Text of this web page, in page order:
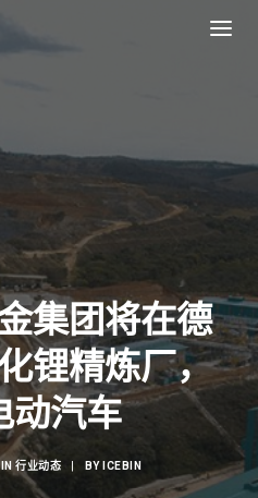
集团将在德
锂精炼厂，
动汽车
IN行业动态 BY ICEBIN